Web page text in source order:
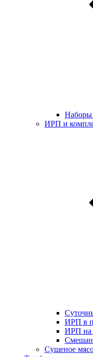
Наборы
ИРП и
ИРП в
ИРП на
Сушеное